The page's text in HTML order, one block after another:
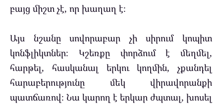
բայց միշտ չէ, որ խաղաղ է։
Այս նշանը սովորաբար չի սիրում կոպիտ
կոնֆլիկտներ։ Կշեռքը փորձում է մեղմել,
հարթել, հասկանալ երկու կողմին, չքանդել
հարաբերությունը մեկ վիրավորանքի
պատճառով։ Նա կարող է երկար ժպտալ, խոսել